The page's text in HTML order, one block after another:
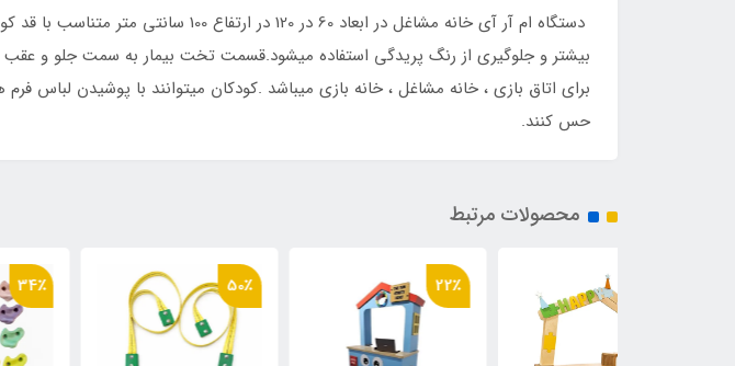
دستگاه ام آر آی خانه مشاغل در ابعاد
بیشتر و جلوگیری از رنگ پریدگی استفاده میشود.قسمت تخت بیمار به سمت جلو و
برای اتاق بازی ، خانه مشاغل ، خانه بازی میباشد .کودکان میتوانند با پوشیدن
حس کنند.
محصولات مرتبط
22٪ 50٪ 34٪